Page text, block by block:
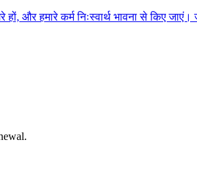
और हमारे कर्म निःस्वार्थ भावना से किए